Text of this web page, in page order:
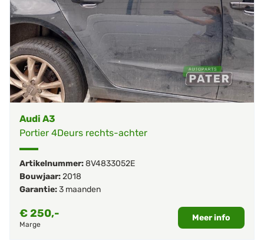
Audi A3
Portier 4Deurs rechts-achter
Artikelnummer:8V4833052E
Bouwjaar:2018
Garantie:3 maanden
€250,-
Marge
Meer info